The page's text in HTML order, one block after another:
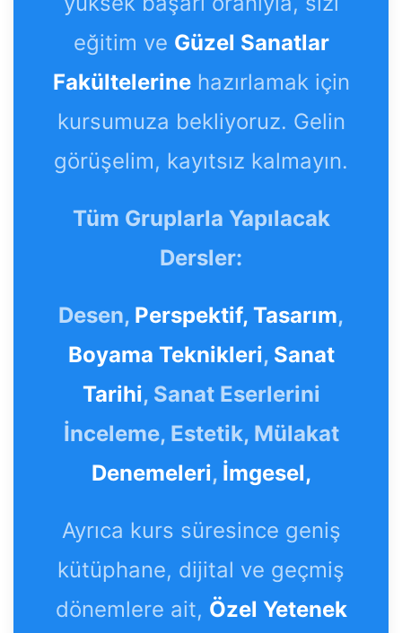
eğitim ve Güzel Sanatlar
Fakültelerinehazırlamak için
kursumuza bekliyoruz. Gelin
görüşelim, kayıtsız kalmayın.
Tüm Gruplarla Yapılacak
Dersler:
Desen, Perspektif, Tasarım,
Boyama Teknikleri, Sanat
Tarihi, Sanat Eserlerini
İnceleme, Estetik, Mülakat
Denemeleri, İmgesel,
Ayrıca kurs süresince geniş
kütüphane, dijital ve geçmiş
dönemlere ait, Özel Yetenek